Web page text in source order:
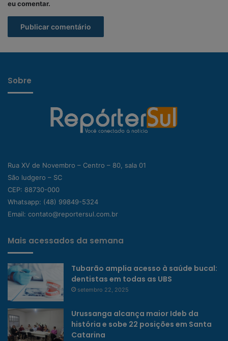
eu comentar.
Sobre
Rua XV de Novembro – Centro – 80, sala 01
São ludgero – SC
CEP: 88730-000
Whatsapp: (48) 99849-5324
Email: contato@reportersul.com.br
Mais acessados da semana
Tubarão amplia acesso à saúde bucal:
dentistas em todas as UBS
setembro 22, 2025
Urussanga alcança maior Ideb da
história e sobe 22 posições em Santa
Catarina